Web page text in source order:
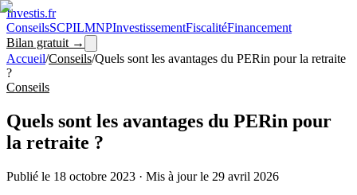
Investis.fr
ConseilsSCPILMNPInvestissementFiscalitéFinancement
Bilan gratuit →
Accueil/Conseils/Quels sont les avantages du PERin pour la retraite
?
Conseils
Quels sont les avantages du PERin pour
la retraite ?
Publié le 18 octobre 2023 · Mis à jour le 29 avril 2026